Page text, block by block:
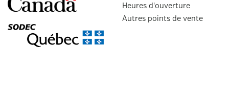
Heures d'ouverture
Autres points de vente